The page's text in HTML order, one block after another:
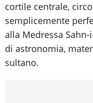
cortile centrale,
semplicemente
alla Medressa
di astronomia,
sultano.